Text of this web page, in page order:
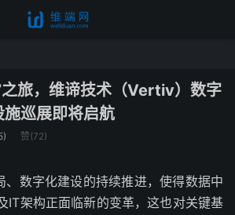
之旅，维谛技术（Vertiv）数字
巡展即将启航
赞(72)
、数字化建设的持续推进，使得数据中
IT架构正面临新的变革，这也对关键基